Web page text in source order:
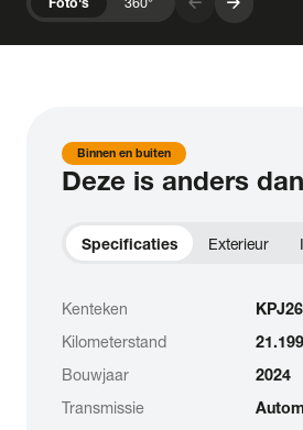
Binnen en buiten
Deze is anders
Specificaties Exterieur
Kenteken
Kilometerstand
Bouwjaar
2024
Transmissie